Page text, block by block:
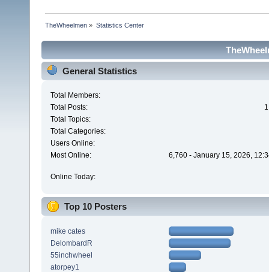
TheWheelmen » Statistics Center
General Statistics
Total Members:
Total Posts:
Total Topics:
Total Categories:
Users Online:
Most Online:
6,760 - January 15, 2026,
Online Today:
Top 10 Posters
mike cates
DelombardR
55inchwheel
atorpey1